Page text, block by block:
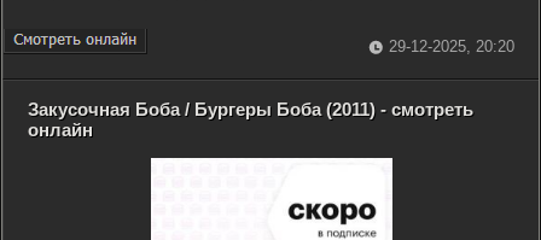
29-12-2025, 20:20
Закусочная Боба / Бургеры Боба (2011) - смотреть
онлайн